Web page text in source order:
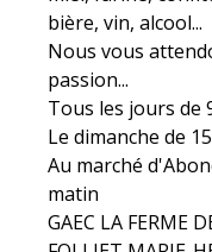
bière, vin, alcool...
Nous vous
passion...
Tous les jours de
Le dimanche de
Au marché
matin
GAEC LA FERME